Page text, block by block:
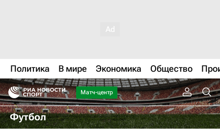
Политика В мире Экономика Общество
Матч-центр
Футбол